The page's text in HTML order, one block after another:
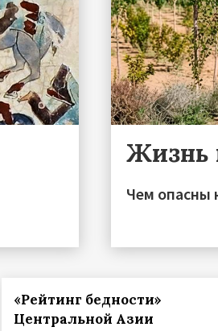
Жизнь
Чем опасны
«Рейтинг бедности»
Центральной Азии